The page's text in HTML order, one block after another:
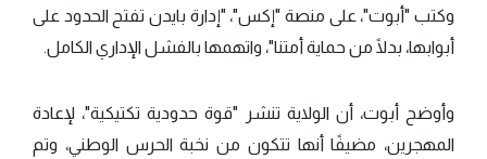
وكتب "أبوت"، على منصة "إكس"، "إدارة بايدن تفتح الحدود على
أبوابها، بدلًا من حماية أمتنا"، واتهمها بالفشل الإداري الكامل.
وأوضح أبوت، أن الولاية تنشر "قوة حدودية تكتيكية"، لإعادة
المهجرين، مضيفًا أنها تتكون من نخبة الحرس الوطني، وتم